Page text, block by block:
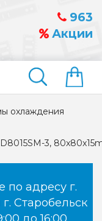
963
Акции
Найти
охлаждения
3,
по адресу г.
Старобельск